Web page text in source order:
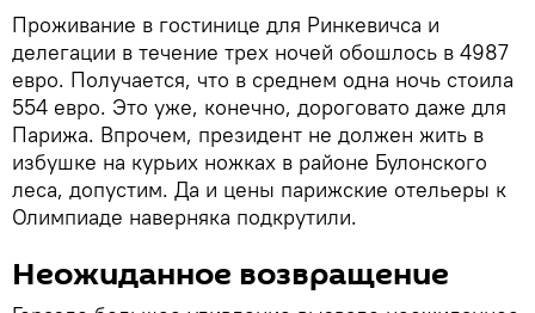
Проживание в гостинице для Ринкевичса и
делегации в течение трех ночей обошлось в 4987
евро. Получается, что в среднем одна ночь стоила
554 евро. Это уже, конечно, дороговато даже для
Парижа. Впрочем, президент не должен жить в
избушке на курьих ножках в районе Булонского
леса, допустим. Да и цены парижские отельеры к
Олимпиаде наверняка подкрутили.
Неожиданное возвращение